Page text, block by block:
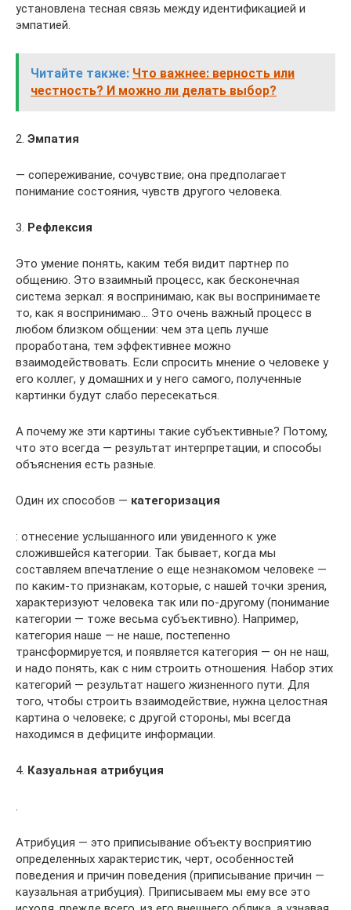
установлена тесная связь между идентификацией и
эмпатией.
Читайте также: Что важнее: верность или
честность? И можно ли делать выбор?
2. Эмпатия
— сопереживание, сочувствие; она предполагает
понимание состояния, чувств другого человека.
3. Рефлексия
Это умение понять, каким тебя видит партнер по
общению. Это взаимный процесс, как бесконечная
система зеркал: я воспринимаю, как вы воспринимаете
то, как я воспринимаю… Это очень важный процесс в
любом близком общении: чем эта цепь лучше
проработана, тем эффективнее можно
взаимодействовать. Если спросить мнение о человеке у
его коллег, у домашних и у него самого, полученные
картинки будут слабо пересекаться.
А почему же эти картины такие субъективные? Потому,
что это всегда — результат интерпретации, и способы
объяснения есть разные.
Один их способов — категоризация
: отнесение услышанного или увиденного к уже
сложившейся категории. Так бывает, когда мы
составляем впечатление о еще незнакомом человеке —
по каким-то признакам, которые, с нашей точки зрения,
характеризуют человека так или по-другому (понимание
категории — тоже весьма субъективно). Например,
категория наше — не наше, постепенно
трансформируется, и появляется категория — он не наш,
и надо понять, как с ним строить отношения. Набор этих
категорий — результат нашего жизненного пути. Для
того, чтобы строить взаимодействие, нужна целостная
картина о человеке; с другой стороны, мы всегда
находимся в дефиците информации.
4. Казуальная атрибуция
.
Атрибуция — это приписывание объекту восприятию
определенных характеристик, черт, особенностей
поведения и причин поведения (приписывание причин —
каузальная атрибуция). Приписываем мы ему все это